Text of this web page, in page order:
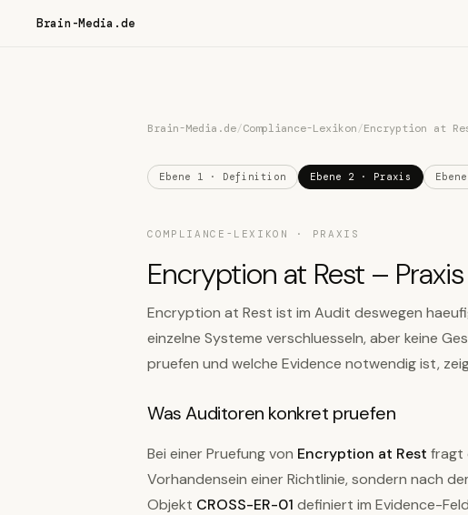
Brain-Media.de
Brain-Media.de/Compliance-Lexikon/Encryption at
Ebene 1 · Definition Ebene 2 · Praxis
COMPLIANCE-LEXIKON · PRAXIS
Encryption at Rest – Praxis
Encryption at Rest ist im Audit deswegen
einzelne Systeme verschluesseln, aber keine
pruefen und welche Evidence notwendig ist,
Was Auditoren konkret pruefen
Bei einer Pruefung von Encryption at Rest fragt
Vorhandensein einer Richtlinie, sondern nach
Objekt CROSS-ER-01 definiert im Evidence-